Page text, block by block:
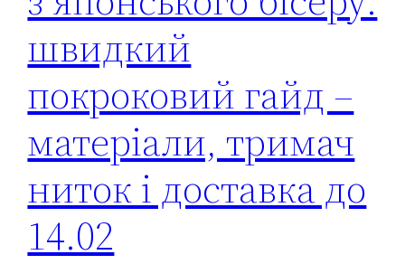
швидкий
покроковий гайд –
матеріали, тримач
ниток і доставка до
14.02